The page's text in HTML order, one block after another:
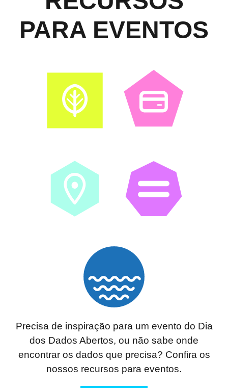
PARA EVENTOS
Precisa de inspiração para um evento do Dia
dos Dados Abertos, ou não sabe onde
encontrar os dados que precisa? Confira os
nossos recursos para eventos.